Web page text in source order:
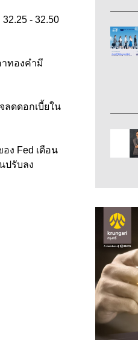
- 32.50
ทองคำมี
ลดดอกเบี้ยใน
ง Fed เดือน
ปรับลง